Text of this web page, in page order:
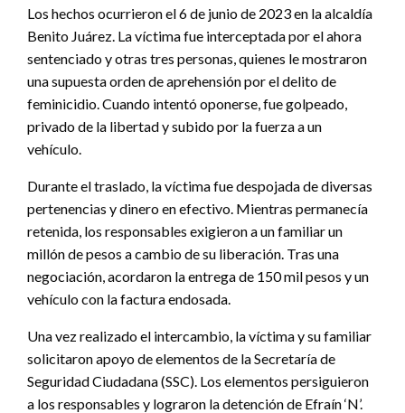
Los hechos ocurrieron el 6 de junio de 2023 en la alcaldía
Benito Juárez. La víctima fue interceptada por el ahora
sentenciado y otras tres personas, quienes le mostraron
una supuesta orden de aprehensión por el delito de
feminicidio. Cuando intentó oponerse, fue golpeado,
privado de la libertad y subido por la fuerza a un
vehículo.
Durante el traslado, la víctima fue despojada de diversas
pertenencias y dinero en efectivo. Mientras permanecía
retenida, los responsables exigieron a un familiar un
millón de pesos a cambio de su liberación. Tras una
negociación, acordaron la entrega de 150 mil pesos y un
vehículo con la factura endosada.
Una vez realizado el intercambio, la víctima y su familiar
solicitaron apoyo de elementos de la Secretaría de
Seguridad Ciudadana (SSC). Los elementos persiguieron
a los responsables y lograron la detención de Efraín ‘N’.